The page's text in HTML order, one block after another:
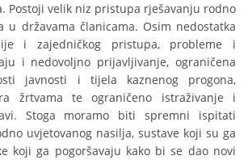
Postoji velik niz pristupa rješavanju rodno
u državama članicama. Osim nedostatka
i zajedničkog pristupa, probleme i
i nedovoljno prijavljivanje, ograničena
javnosti i tijela kaznenog progona,
žrtvama te ograničeno istraživanje i
Stoga moramo biti spremni ispitati
uvjetovanog nasilja, sustave koji su ga
koji ga pogoršavaju kako bi se dao novi